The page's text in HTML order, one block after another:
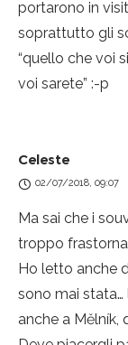
portarono in
soprattutto gli
“quello che voi
voi sarete” :-p
Celeste
02/07/2018, 09:07
Ma sai che i
troppo
Ho letto anche
sono mai stata…
anche a